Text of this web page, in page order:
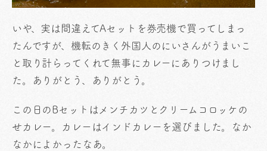
いや、実は間違えてAセットを券売機で買ってしまっ
たんですが、機転のきく外国人のにいさんがうまいこ
と取り計らってくれて無事にカレーにありつけまし
た。ありがとう、ありがとう。
この日のBセットはメンチカツとクリームコロッケの
せカレー。カレーはインドカレーを選びました。なか
なかによかったなあ。